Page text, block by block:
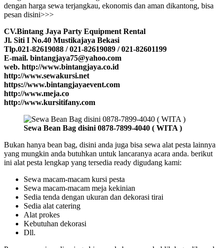
dengan harga sewa terjangkau, ekonomis dan aman dikantong, bisa
pesan disini>>>
CV.Bintang Jaya Party Equipment Rental
Jl. Siti I No.40 Mustikajaya Bekasi
Tlp.021-82619088 / 021-82619089 / 021-82601199
E-mail. bintangjaya75@yahoo.com
web. http://www.bintangjaya.co.id
http://www.sewakursi.net
https://www.bintangjayaevent.com
http://www.meja.co
http://www.kursitifany.com
Sewa Bean Bag disini 0878-7899-4040 ( WITA )
Bukan hanya bean bag, disini anda juga bisa sewa alat pesta lainnya
yang mungkin anda butuhkan untuk lancaranya acara anda. berikut
ini alat pesta lengkap yang tersedia ready digudang kami:
Sewa macam-macam kursi pesta
Sewa macam-macam meja kekinian
Sedia tenda dengan ukuran dan dekorasi tirai
Sedia alat catering
Alat prokes
Kebutuhan dekorasi
Dll.